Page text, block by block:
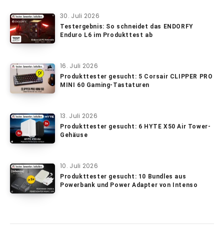
30. Juli 2026
Testergebnis: So schneidet das ENDORFY
Enduro L6 im Produkttest ab
16. Juli 2026
Produkttester gesucht: 5 Corsair CLIPPER PRO
MINI 60 Gaming-Tastaturen
13. Juli 2026
Produkttester gesucht: 6 HYTE X50 Air Tower-
Gehäuse
10. Juli 2026
Produkttester gesucht: 10 Bundles aus
Powerbank und Power Adapter von Intenso